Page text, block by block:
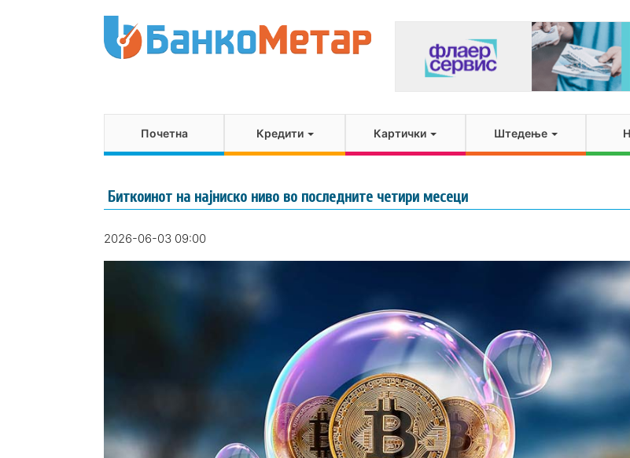
Почетна Кредити Картички Штедење
Биткоинот на најниско ниво во последните четири месеци
2026-06-03 09:00